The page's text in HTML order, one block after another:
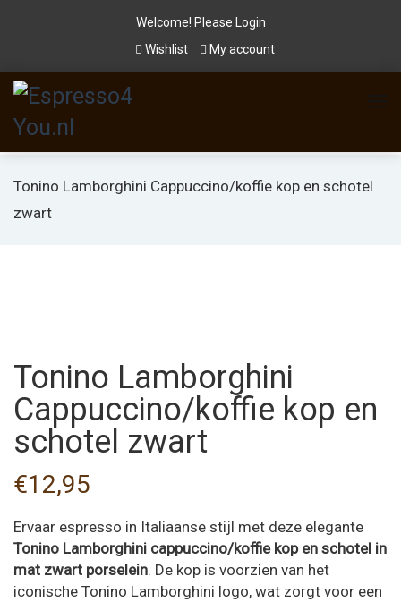
Welcome! Please
Login
Wishlist
My account
Tonino Lamborghini Cappuccino/koffie kop en schotel
zwart
Tonino Lamborghini
Cappuccino/koffie kop en
schotel zwart
€12,95
Ervaar espresso in Italiaanse stijl met deze elegante
Tonino Lamborghini cappuccino/koffie kop en schotel in
mat zwart porselein. De kop is voorzien van het
iconische Tonino Lamborghini logo, wat zorgt voor een